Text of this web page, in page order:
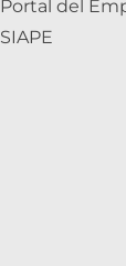
Portal del
SIAPE